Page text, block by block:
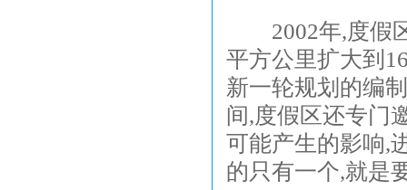
2002年,度假区
平方公里扩大到
新一轮规划的编
间,度假区还专门
可能产生的影响,
的只有一个,就是